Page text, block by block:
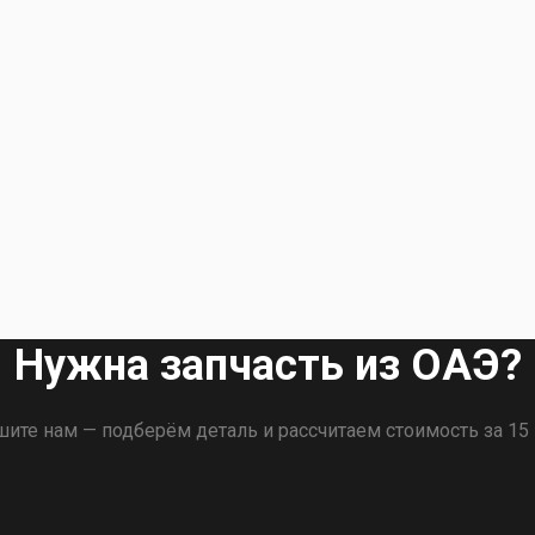
Нужна запчасть из ОАЭ?
нам — подберём деталь и рассчитаем стоимость за 15